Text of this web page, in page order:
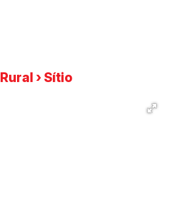
Rural › Sítio